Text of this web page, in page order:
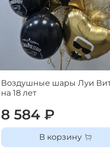
Воздушные шары Луи
на 18 лет
8 584 ₽
В корзину